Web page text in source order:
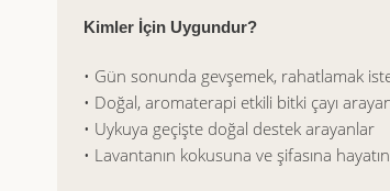
Kimler İçin Uygundur?
• Gün sonunda gevşemek, rahatlamak
• Doğal, aromaterapi etkili bitki çayı
• Uykuya geçişte doğal destek arayanlar
• Lavantanın kokusuna ve şifasına